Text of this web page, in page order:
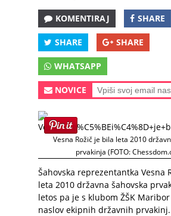
KOMENTIRAJ SHARE
SHARE SHARE
WHATSAPP
NOVICE
Vesna Rožič je bila leta 2010
prvakinja (FOTO:
Šahovska reprezentantka Vesna
leta 2010 državna šahovska
letos pa je s klubom ŽŠK
naslov ekipnih državnih